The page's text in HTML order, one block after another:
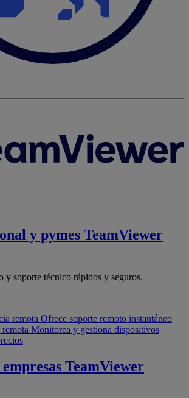
y pymes TeamViewer
y soporte técnico rápidos y seguros.
remota Ofrece soporte remoto instantáneo
Monitorea y gestiona dispositivos
TeamViewer